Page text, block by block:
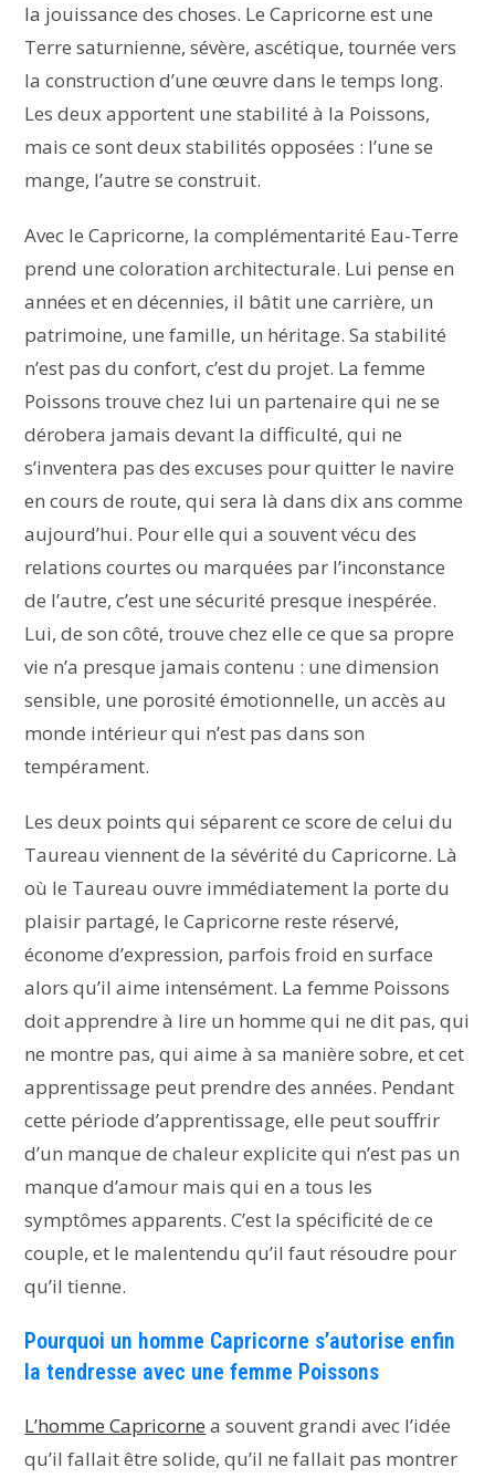
la jouissance des choses. Le Capricorne est une
Terre saturnienne, sévère, ascétique, tournée vers
la construction d’une œuvre dans le temps long.
Les deux apportent une stabilité à la Poissons,
mais ce sont deux stabilités opposées : l’une se
mange, l’autre se construit.
Avec le Capricorne, la complémentarité Eau-Terre
prend une coloration architecturale. Lui pense en
années et en décennies, il bâtit une carrière, un
patrimoine, une famille, un héritage. Sa stabilité
n’est pas du confort, c’est du projet. La femme
Poissons trouve chez lui un partenaire qui ne se
dérobera jamais devant la difficulté, qui ne
s’inventera pas des excuses pour quitter le navire
en cours de route, qui sera là dans dix ans comme
aujourd’hui. Pour elle qui a souvent vécu des
relations courtes ou marquées par l’inconstance
de l’autre, c’est une sécurité presque inespérée.
Lui, de son côté, trouve chez elle ce que sa propre
vie n’a presque jamais contenu : une dimension
sensible, une porosité émotionnelle, un accès au
monde intérieur qui n’est pas dans son
tempérament.
Les deux points qui séparent ce score de celui du
Taureau viennent de la sévérité du Capricorne. Là
où le Taureau ouvre immédiatement la porte du
plaisir partagé, le Capricorne reste réservé,
économe d’expression, parfois froid en surface
alors qu’il aime intensément. La femme Poissons
doit apprendre à lire un homme qui ne dit pas, qui
ne montre pas, qui aime à sa manière sobre, et cet
apprentissage peut prendre des années. Pendant
cette période d’apprentissage, elle peut souffrir
d’un manque de chaleur explicite qui n’est pas un
manque d’amour mais qui en a tous les
symptômes apparents. C’est la spécificité de ce
couple, et le malentendu qu’il faut résoudre pour
qu’il tienne.
Pourquoi un homme Capricorne s’autorise enfin
la tendresse avec une femme Poissons
L’homme Capricorne a souvent grandi avec l’idée
qu’il fallait être solide, qu’il ne fallait pas montrer